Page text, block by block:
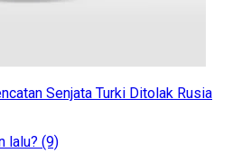
Senjata Turki Ditolak Rusia